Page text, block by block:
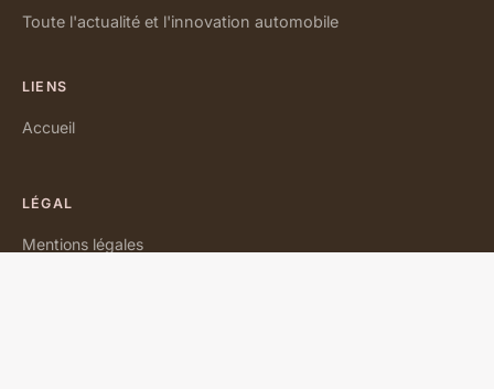
Toute l'actualité et l'innovation automobile
LIENS
Accueil
LÉGAL
Mentions légales